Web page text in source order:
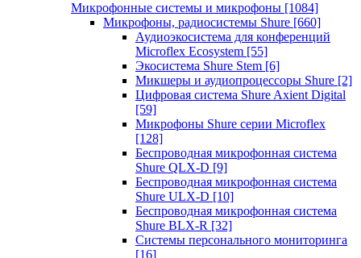
Микрофонные системы и микрофоны [1084]
Микрофоны, радиосистемы Shure [660]
Аудиоэкосистема для конференций
Microflex Ecosystem [55]
Экосистема Shure Stem [6]
Микшеры и аудиопроцессоры Shure [2]
Цифровая система Shure Axient Digital
[59]
Микрофоны Shure серии Microflex
[128]
Беспроводная микрофонная система
Shure QLX-D [9]
Беспроводная микрофонная система
Shure ULX-D [10]
Беспроводная микрофонная система
Shure BLX-R [32]
Системы персонального мониторинга
[16]